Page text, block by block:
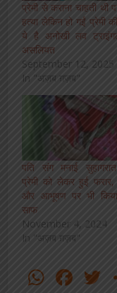
प्रेमी से कराना चाहती थी
हत्या लेकिन हो गईं प्रेमी
ये है अनोखी लव
असलियत
September 12, 2025
In "अज़ब ग़ज़ब"
पति संग मनाई
प्रेमी को लेकर हुई फरार,
और आभूषण पर भी
साफ
November 4, 2024
In "अज़ब ग़ज़ब"